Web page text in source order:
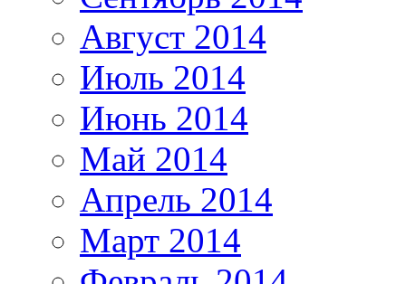
Август 2014
Июль 2014
Июнь 2014
Май 2014
Апрель 2014
Март 2014